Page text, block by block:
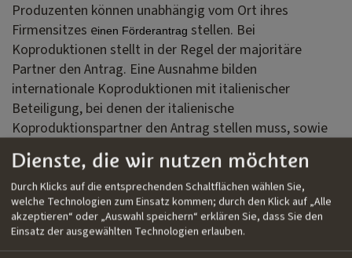
Produzenten können unabhängig vom Ort ihres
Firmensitzes einen Förderantrag stellen. Bei
Koproduktionen stellt in der Regel der majoritäre
Partner den Antrag. Eine Ausnahme bilden
internationale Koproduktionen mit italienischer
Beteiligung, bei denen der italienische
Koproduktionspartner den Antrag stellen muss, sowie
bei Produktionen mit Südtiroler Beteiligung, bei denen
die Südtiroler Produktionsfirma den Antrag stellt.
Dienste, die wir nutzen möchten
Durch Klicks auf die entsprechenden Schaltflächen wählen Sie,
welche Technologien zum Einsatz kommen; durch den Klick auf „Alle
akzeptieren“ oder „Auswahl speichern“ erklären Sie, dass Sie den
Einsatz der ausgewählten Technologien erlauben.